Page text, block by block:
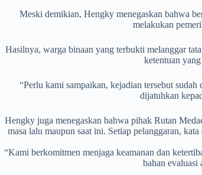
Meski demikian, Hengky menegaskan bahwa
melakukan
Hasilnya, warga binaan yang terbukti melanggar
ketentuan
“Perlu kami sampaikan, kejadian tersebut
dijatuhkan
Hengky juga menegaskan bahwa pihak Rutan
masa lalu maupun saat ini. Setiap pelanggaran,
“Kami berkomitmen menjaga keamanan dan
bahan evaluasi